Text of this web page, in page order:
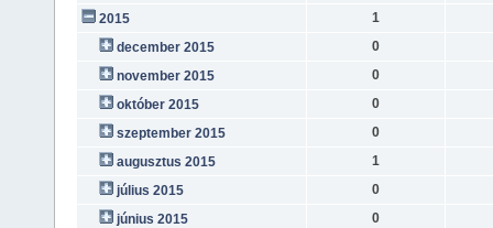
2015
1
december 2015
0
november 2015
0
október 2015
0
szeptember 2015
0
augusztus 2015
1
július 2015
0
június 2015
0